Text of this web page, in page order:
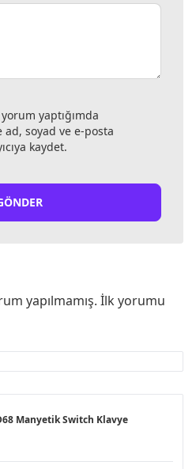
yaptığımda
ad, soyad ve e-posta
kaydet.
yapılmamış. İlk yorumu
Manyetik Switch Klavye